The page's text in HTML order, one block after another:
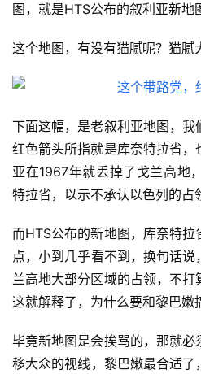
图，就是HTS公布的叙利亚新地
这个地图，有没有猫腻呢？猫腻
下面这幅，是老叙利亚地图，我
红色箭头所指就是库奈特拉省，
亚在1967年就丢掉了戈兰高地
特拉省，以示不承认以色列的占
而HTS公布的新地图，库奈特
点，小到几乎看不到，换句话
兰高地大部分区域的占领，不打
这就解释了，为什么要和黎巴嫩
毕竟新地图是会挨骂的，那就
移大众的视线，黎巴嫩最合适